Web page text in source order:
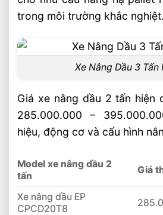
trong môi trường khắc nghiệt.
Xe Nâng Dầu 3 Tấn
Giá xe nâng dầu 2 tấn hiện
285.000.000 –
hiệu, động cơ và cấu hình
Model xe nâng dầu 2
tấn
Giá
Xe nâng dầu EP
CPCD20T8